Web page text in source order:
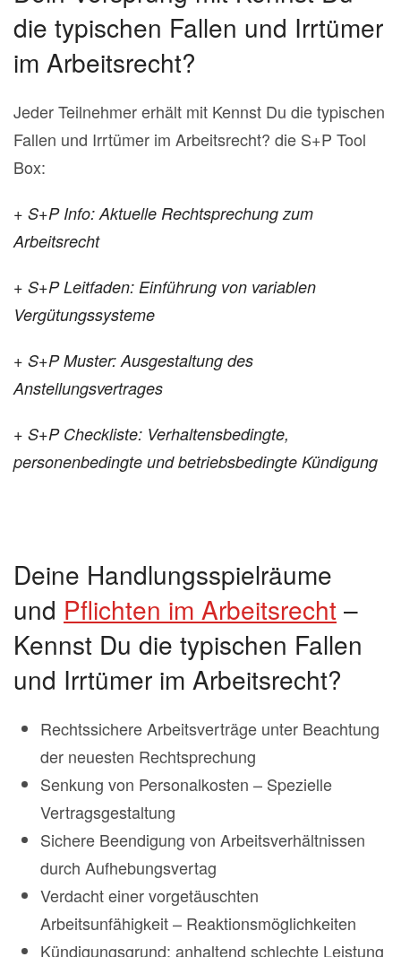
die typischen Fallen und Irrtümer
im Arbeitsrecht?
Jeder Teilnehmer erhält mit Kennst Du die typischen
Fallen und Irrtümer im Arbeitsrecht? die S+P Tool
Box:
+ S+P Info: Aktuelle Rechtsprechung zum
Arbeitsrecht
+ S+P Leitfaden: Einführung von variablen
Vergütungssysteme
+ S+P Muster: Ausgestaltung des
Anstellungsvertrages
+ S+P Checkliste: Verhaltensbedingte,
personenbedingte und betriebsbedingte Kündigung
Deine Handlungsspielräume
und Pflichten im Arbeitsrecht –
Kennst Du die typischen Fallen
und Irrtümer im Arbeitsrecht?
Rechtssichere Arbeitsverträge unter Beachtung
der neuesten Rechtsprechung
Senkung von Personalkosten – Spezielle
Vertragsgestaltung
Sichere Beendigung von Arbeitsverhältnissen
durch Aufhebungsvertag
Verdacht einer vorgetäuschten
Arbeitsunfähigkeit – Reaktionsmöglichkeiten
Kündigungsgrund: anhaltend schlechte Leistung